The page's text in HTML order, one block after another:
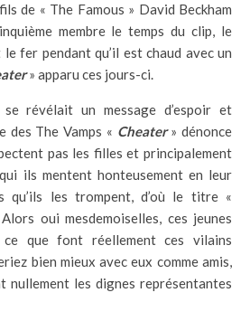
de « The Famous » David Beckham
membre le temps du clip, le
fer pendant qu’il est chaud avec un
» apparu ces jours-ci.
révélait un message d’espoir et
des The Vamps « Cheater» dénonce
pas les filles et principalement
ils mentent honteusement en leur
qu’ils les trompent, d’où le titre «
oui mesdemoiselles, ces jeunes
ce que font réellement ces vilains
bien mieux avec eux comme amis,
nullement les dignes représentantes